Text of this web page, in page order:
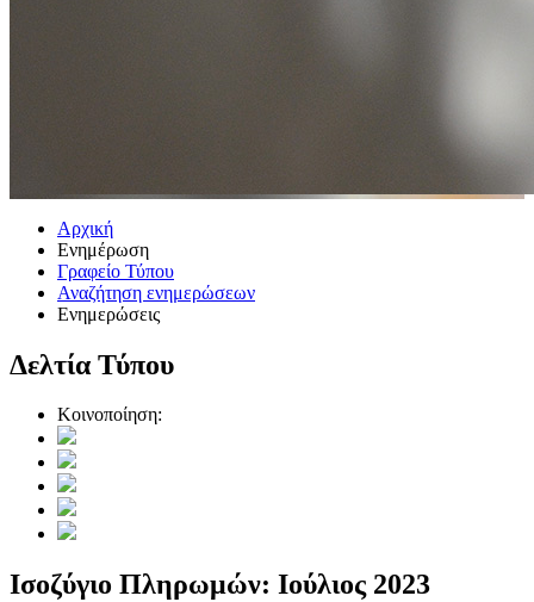
Αρχική
Ενημέρωση
Γραφείο Τύπου
Αναζήτηση ενημερώσεων
Ενημερώσεις
Δελτία Τύπου
Κοινοποίηση:
Ισοζύγιο Πληρωμών: Ιούλιος 2023